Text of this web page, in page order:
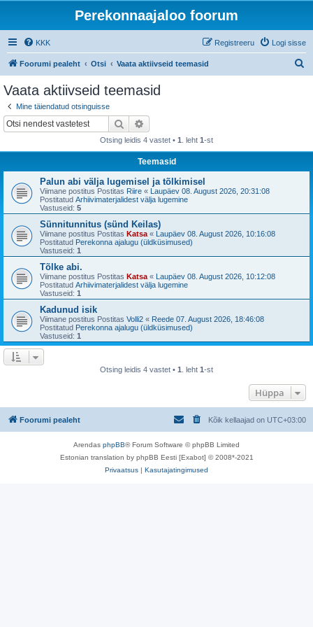
Perekonnaajaloo foorum
KKK Logi sisse
Registreeru
Foorumi pealeht Otsi Vaata aktiivseid teemasid
Vaata aktiivseid teemasid
Mine täiendatud otsinguisse
Otsi
Otsing leidis 4 vastet • 1 . leht 1-st
Teemasid
Palun abi välja lugemisel ja tõlkimisel
Viimane postitus Postitas Riire « Laupäev 08. August 2026, 20:31:08
Postitatud Arhiivimaterjalidest välja lugemine
Vastuseid: 5
Sünnitunnitus (sünd Keilas)
Viimane postitus Postitas Katsa « Laupäev 08. August 2026, 10:16:08
Postitatud Perekonna ajalugu (üldküsimused)
Vastuseid: 1
Tõlke abi.
Viimane postitus Postitas Katsa « Laupäev 08. August 2026, 10:12:08
Postitatud Arhiivimaterjalidest välja lugemine
Vastuseid: 1
Kadunud isik
Viimane postitus Postitas Volli2 « Reede 07. August 2026, 18:46:08
Postitatud Perekonna ajalugu (üldküsimused)
Vastuseid: 1
Otsing leidis 4 vastet • 1 . leht 1-st
Hüppa
Foorumi pealeht Kõik kellaajad on UTC+03:00
Arendas phpBB® Forum Software © phpBB Limited
Estonian translation by phpBB Eesti [Exabot] © 2008*-2021
Privaatsus | Kasutajatingimused